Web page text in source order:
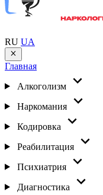
RU UA
Главная
Алкоголизм
Наркомания
Кодировка
Реабилитация
Психиатрия
Диагностика